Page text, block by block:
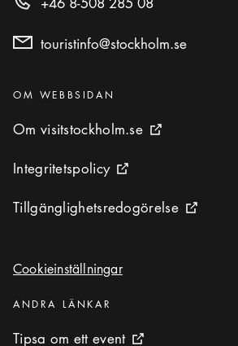
touristinfo@stockholm.se
Kategorier:
OM WEBBSIDAN
Om visitstockholm.se
Om visitstockholm.se Extern ikon
Integritetspolicy
Integritetspolicy Extern ikon
Tillgänglighetsredogörelse
Tillgänglighetsredogörelse Extern ikon
Cookieinställningar
Cookieinställningar
Kategorier :
ANDRA LÄNKAR
Tipsa om ett event
Tipsa om ett event Extern ikon